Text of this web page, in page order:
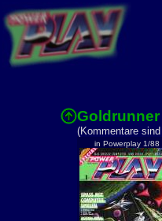
Goldrunner
(Kommentare
in Powerplay 1/88